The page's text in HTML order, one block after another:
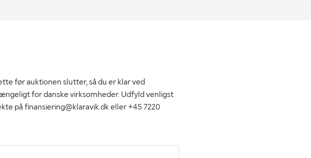
før auktionen slutter, så du er klar ved
for danske virksomheder. Udfyld venligst
på finansiering@klaravik.dk eller +45 7220